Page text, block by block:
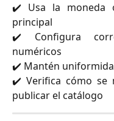
✔️ Usa la moneda
principal
✔️ Configura
numéricos
✔️ Mantén
✔️ Verifica cómo se
publicar el catálogo